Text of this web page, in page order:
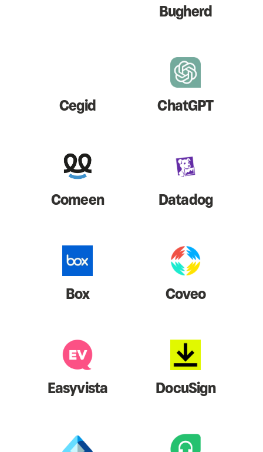
Bugherd
Cegid ChatGPT
Comeen Datadog
Box Coveo
Easyvista DocuSign